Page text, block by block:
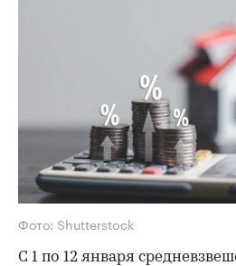
Фото: Shutterstock
С 1 по 12 января